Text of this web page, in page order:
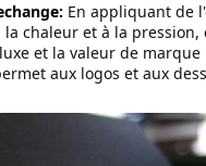
En appliquant de
chaleur et à la pression,
et la valeur de marque
aux logos et aux